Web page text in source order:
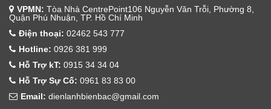
VPMN: Tòa Nhà CentrePoint106 Nguyễn Văn Trỗi, Phường 8,
Quận Phú Nhuận, TP. Hồ Chí Minh
Điện thoại: 02462 543 777
Hotline: 0926 381 999
Hỗ Trợ kT: 0915 34 34 04
Hỗ Trợ Sự Cố: 0961 83 83 00
Email: dienlanhbienbac@gmail.com